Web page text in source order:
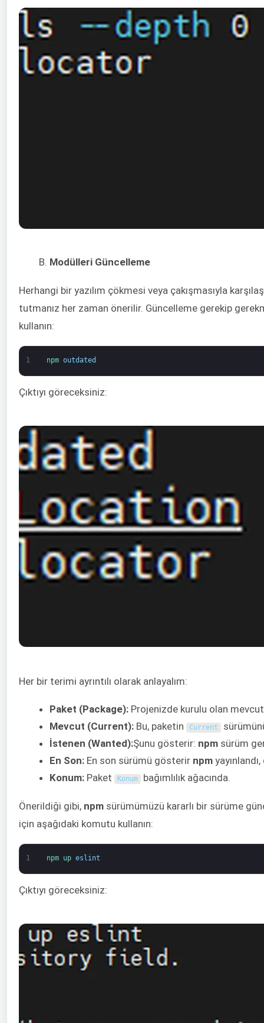
Modülleri Güncelleme
Herhangi bir yazılım çökmesi veya çakışmasıyla
tutmanız her zaman önerilir. Güncelleme gerekip
kullanın:
1 npm outdated
Çıktıyı göreceksiniz:
Her bir terimi ayrıntılı olarak anlayalım:
Paket (Package): Projenizde kurulu olan
Mevcut (Current): Bu, paketin Current
İstenen (Wanted):Şunu gösterir: npm sürüm
En Son: En son sürümü gösterir npm
Konum: Paket Konum bağımlılık ağacında.
Önerildiği gibi, npm sürümümüzü kararlı bir sürüme
için aşağıdaki komutu kullanın:
1 npm up eslint
Çıktıyı göreceksiniz: